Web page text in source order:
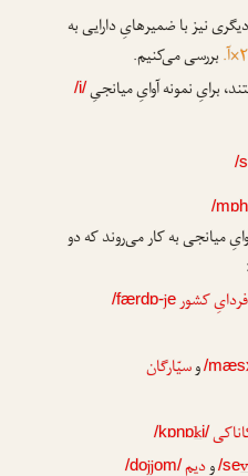
نیز با ضمیرهایِ دارایی به
بررسی می‌کنیم.
برایِ نمونه آوایِ میانجیِ/i/
/
/
میانجی به کار می‌روند که دو
فردایِ کشور /færdɒ-je
/وسیّارگان
/kɒnɒki/
/seودیم /dojjom/